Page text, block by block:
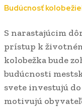
Budúcnosť
S narastajúcim
prístup k
kolobežka bude
budúcnosti
svete investujú
motivujú